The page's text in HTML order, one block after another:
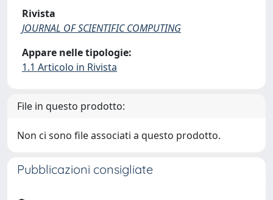
Rivista
JOURNAL OF SCIENTIFIC COMPUTING
Appare nelle tipologie:
1.1 Articolo in Rivista
File in questo prodotto:
Non ci sono file associati a questo prodotto.
Pubblicazioni consigliate